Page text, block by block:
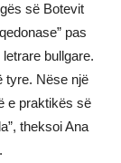
së Botevit
pas
bullgare.
tyre. Nëse një
e praktikës së
theksoi Ana